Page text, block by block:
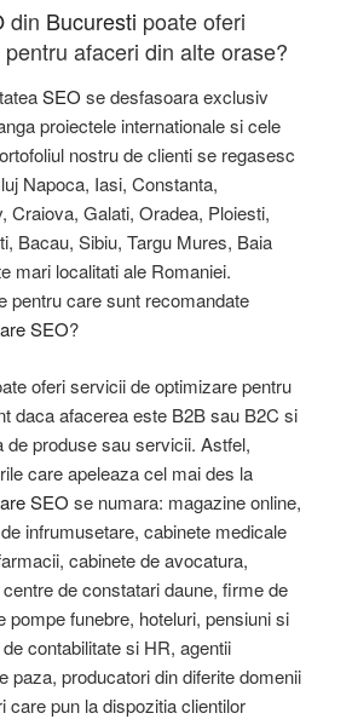
din Bucuresti poate oferi
pentru afaceri din alte orase?
SEO se desfasoara exclusiv
proiectele internationale si cele
nostru de clienti se regasesc
Napoca, Iasi, Constanta,
Craiova, Galati, Oradea, Ploiesti,
Bacau, Sibiu, Targu Mures, Baia
mari localitati ale Romaniei.
pentru care sunt recomandate
SEO?
oferi servicii de optimizare pentru
daca afacerea este B2B sau B2C si
de produse sau servicii. Astfel,
care apeleaza cel mai des la
SEO se numara: magazine online,
infrumusetare, cabinete medicale
cabinete de avocatura,
de constatari daune, firme de
pompe funebre, hoteluri, pensiuni si
contabilitate si HR, agentii
paza, producatori din diferite domenii
care pun la dispozitia clientilor